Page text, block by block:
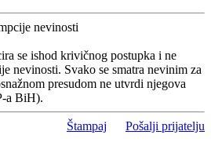
nevinosti
se ishod krivičnog postupka i ne
nevinosti. Svako se smatra nevinim za
presudom ne utvrdi njegova
a BiH).
Štampaj Pošalji prijatelju